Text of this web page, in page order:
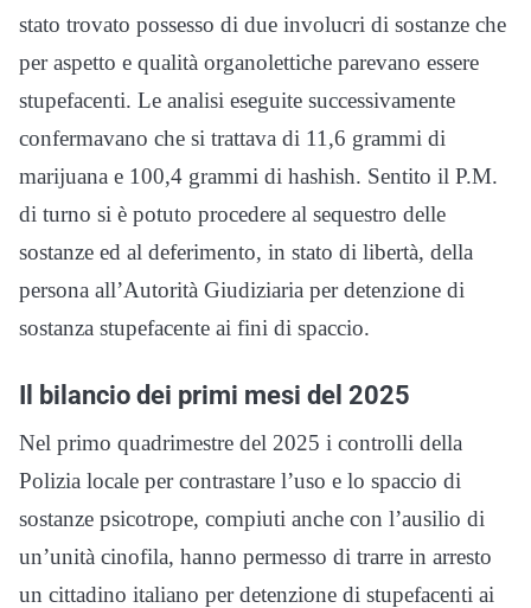
stato trovato possesso di due involucri di sostanze che
per aspetto e qualità organolettiche parevano essere
stupefacenti. Le analisi eseguite successivamente
confermavano che si trattava di 11,6 grammi di
marijuana e 100,4 grammi di hashish. Sentito il P.M.
di turno si è potuto procedere al sequestro delle
sostanze ed al deferimento, in stato di libertà, della
persona all’Autorità Giudiziaria per detenzione di
sostanza stupefacente ai fini di spaccio.
Il bilancio dei primi mesi del 2025
Nel primo quadrimestre del 2025 i controlli della
Polizia locale per contrastare l’uso e lo spaccio di
sostanze psicotrope, compiuti anche con l’ausilio di
un’unità cinofila, hanno permesso di trarre in arresto
un cittadino italiano per detenzione di stupefacenti ai